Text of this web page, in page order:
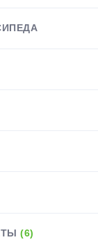
(6)